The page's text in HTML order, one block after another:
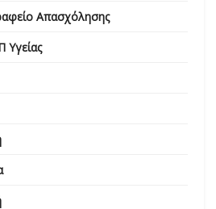
Απασχόλησης
Υγείας